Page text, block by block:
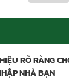
RÕ RÀNG
NHÀ BẠN